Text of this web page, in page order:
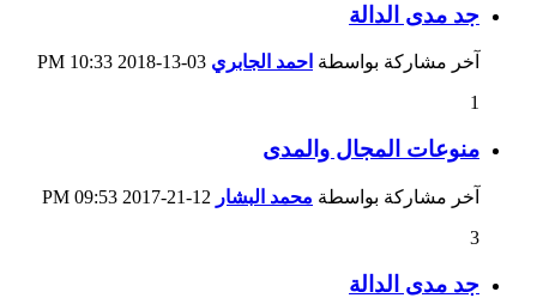
جد مدى الدالة
آخر مشاركة بواسطة احمد الجابري
10:33 PM
1
منوعات المجال والمدى
آخر مشاركة بواسطة محمد البشار
09:53 PM
3
جد مدى الدالة